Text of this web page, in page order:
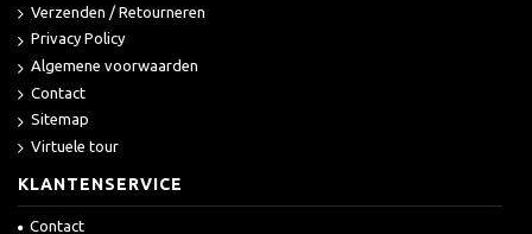
Verzenden / Retourneren
Privacy Policy
Algemene voorwaarden
Contact
Sitemap
Virtuele tour
KLANTENSERVICE
Contact